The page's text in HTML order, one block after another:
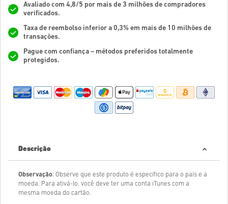
Avaliado com 4,8/5 por mais de 3 milhões de compradores
verificados.
Taxa de reembolso inferior a 0,3% em mais de 10 milhões de
transações.
Pague com confiança – métodos preferidos totalmente
protegidos.
Descrição
Observação: Observe que este produto é específico para o país e a
moeda. Para ativá-lo, você deve ter uma conta iTunes com a
mesma moeda do cartão.